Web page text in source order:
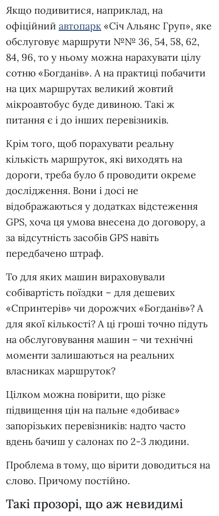
Якщо подивитися, наприклад, на
офіційний автопарк «Січ Альянс Груп», яке
обслуговує маршрути №№ 36, 54, 58, 62,
84, 96, то у ньому можна нарахувати цілу
сотню «Богданів». А на практиці побачити
на цих маршрутах великий жовтий
мікроавтобус буде дивиною. Такі ж
питання є і до інших перевізників.
Крім того, щоб порахувати реальну
кількість маршруток, які виходять на
дороги, треба було б проводити окреме
дослідження. Вони і досі не
відображаються у додатках відстеження
GPS, хоча ця умова внесена до договору, а
за відсутність засобів GPS навіть
передбачено штраф.
То для яких машин вираховували
собівартість поїздки – для дешевих
«Спринтерів» чи дорожчих «Богданів»? А
для якої кількості? А ці гроші точно підуть
на обслуговування машин – чи технічні
моменти залишаються на реальних
власниках маршруток?
Цілком можна повірити, що різке
підвищення цін на пальне «добиває»
запорізьких перевізників: надто часто
вдень бачиш у салонах по 2-3 людини.
Проблема в тому, що вірити доводиться на
слово. Причому постійно.
Такі прозорі, що аж невидимі